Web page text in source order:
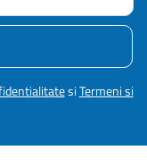
siTermeni si